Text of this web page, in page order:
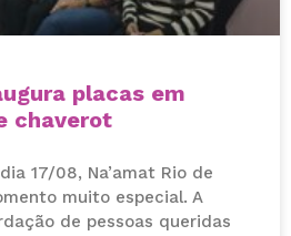
placas em
chaverot
17/08, Na’amat Rio de
muito especial. A
de pessoas queridas